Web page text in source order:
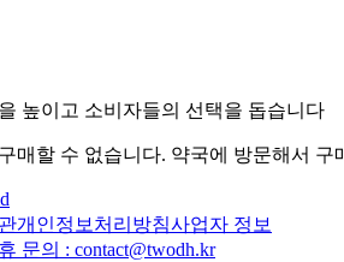
높이고 소비자들의 선택을 돕습니다
매할 수 없습니다. 약국에 방문해서 구
개인정보처리방침사업자 정보
문의 : contact@twodh.kr